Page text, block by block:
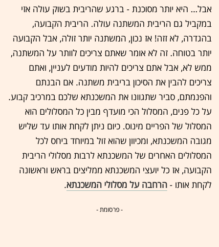
אבל… היא יותר מסוכנת - ברגע שהריבית בשוק עולה אזי
במקביל גם הריבית המשתנה עולה. הריבית הקבועה,
בהגדרה, לא זזה! אז נכון, המשתנה יותר זולה, אבל הקבועה
יותר בטוחה. זה לא אומר שאתם צריכים לוותר על המשתנה,
ממש לא, אבל אתם צריכים להיות מודעים לעניין, ואתם
צריכים להבין את הסיכון בריבית משתנה. אם הבנתם
והפנמתם, סביר שתגוונו את המשכנתא שלכם במרכיב קבוע.
על כל פנים, המסלול הכי מועדף מבין כל המסלולים הוא
המסלול של הפריים מינוס. כיום ניתן לקחת אותו עד שליש
מגובה המשכנתא, ומכיוון שהוא זול במיוחד ביחס לכל
המסלולים האחרים של המשכנתא לרבות מסלולי הריבית
הקבועה, אז כל יועצי המשכנתא ממליצים בראש וראשונה
לקחת אותו - הרחבה על מסלולי המשכנתא.
- פרסומת -